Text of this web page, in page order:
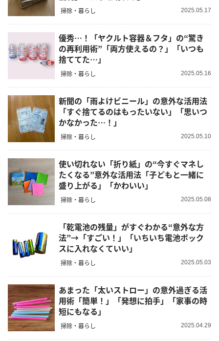
掃除・暮らし 2025.05.17
優秀…！「ヤクルト容器＆フタ」の“驚き
の再利用術”「両方使えるの？」「いつも
捨ててた…」
掃除・暮らし 2025.05.16
新聞の「雨よけビニール」の意外な活用法
「すぐ捨てるのはもったいない」「思いつ
かなかった…！」
掃除・暮らし 2025.05.10
使い切れない「折り紙」の“今すぐマネし
たくなる”意外な活用法「子どもと一緒に
盛り上がる」「かわいい」
掃除・暮らし 2025.05.08
「乾電池の残量」がすぐわかる“意外な方
法”→「すごい！」「いちいち電池ボック
スに入れなくていい」
掃除・暮らし 2025.05.03
あまった「太いストロー」の意外過ぎる活
用術「簡単！」「発想に拍手」「家事の時
短にもなる」
掃除・暮らし 2025.04.29